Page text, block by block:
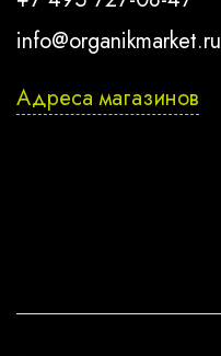
info@organikmarket.ru
Адреса магазинов